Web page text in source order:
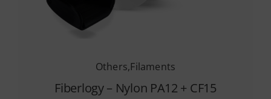
Others,Filaments
Fiberlogy – Nylon PA12 + CF15